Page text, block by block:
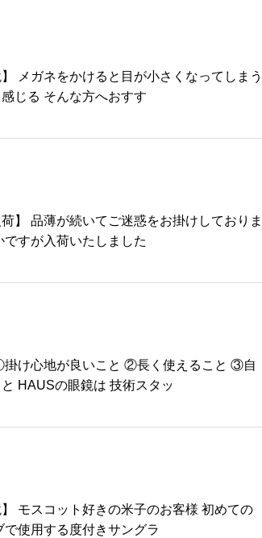
】 メガネをかけると目が小さくなってしまう
じる そんな方へおすす
荷】 品薄が続いてご迷惑をお掛けしておりま
すが入荷いたしました
掛け心地が良いこと ②長く使えること ③自
HAUSの眼鏡は 技術スタッ
】 モスコット好きの米子のお客様 初めての
使用する度付きサングラ